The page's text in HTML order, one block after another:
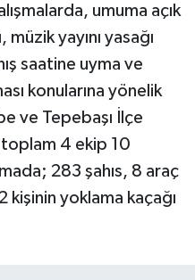
umuma açık
yayını yasağı
saatine uyma ve
konularına yönelik
ve Tepebaşı İlçe
toplam 4 ekip 10
283 şahıs, 8 araç
kişinin yoklama kaçağı